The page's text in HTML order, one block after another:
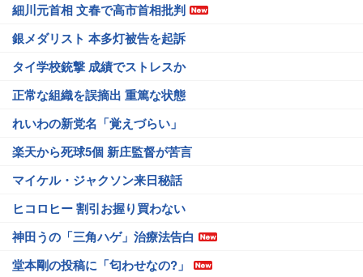
細川元首相 文春で高市首相批判
銀メダリスト 本多灯被告を起訴
タイ学校銃撃 成績でストレスか
正常な組織を誤摘出 重篤な状態
れいわの新党名「覚えづらい」
楽天から死球5個 新庄監督が苦言
マイケル・ジャクソン来日秘話
ヒコロヒー 割引お握り買わない
神田うの「三角ハゲ」治療法告白
堂本剛の投稿に「匂わせなの?」